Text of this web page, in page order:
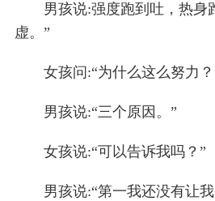
男孩说:强度跑到吐，热身
虚。”
女孩问:“为什么这么努力？
男孩说:“三个原因。”
女孩说:“可以告诉我吗？”
男孩说:“第一我还没有让我